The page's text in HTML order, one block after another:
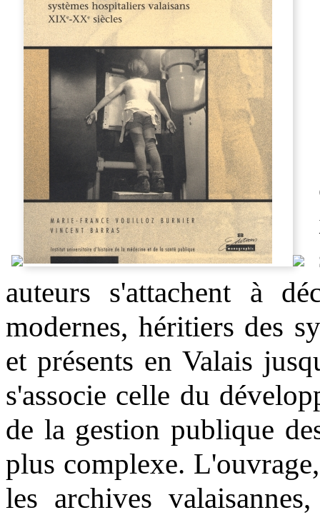
auteurs s'attachent à
modernes, héritiers des
et présents en Valais
s'associe celle du
de la gestion publique
plus complexe.
les archives